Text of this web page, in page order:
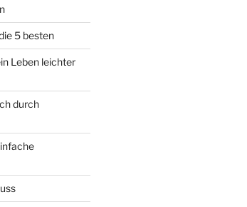
5 besten
Leben leichter
durch